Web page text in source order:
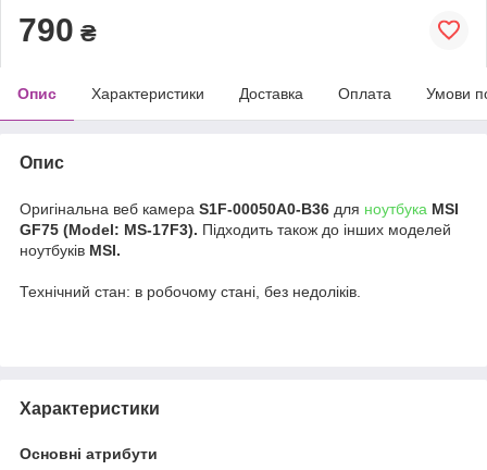
790 ₴
Опис Характеристики Доставка Оплата Умови
Опис
Оригінальна веб камера S1F-00050A0-B36 для ноутбука MSI
GF75 (Model: MS-17F3). Підходить також до інших моделей
ноутбуків MSI.
Технічний стан: в робочому стані, без недоліків.
Характеристики
Основні атрибути